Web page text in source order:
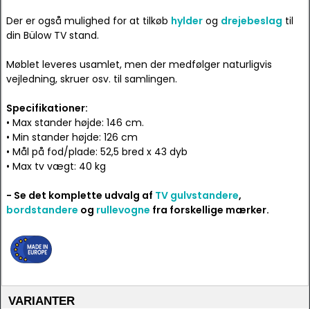
Der er også mulighed for at tilkøb hylder og drejebeslag til
din Bülow TV stand.
Møblet leveres usamlet, men der medfølger naturligvis
vejledning, skruer osv. til samlingen.
Specifikationer:
• Max stander højde: 146 cm.
• Min stander højde: 126 cm
• Mål på fod/plade: 52,5 bred x 43 dyb
• Max tv vægt: 40 kg
- Se det komplette udvalg af TV gulvstandere,
bordstandere og rullevogne fra forskellige mærker.
VARIANTER